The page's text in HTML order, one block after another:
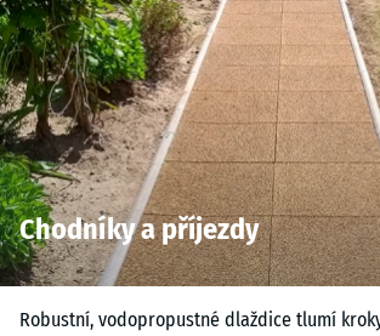
Chodníky a příjezdy
Robustní, vodopropustné dlaždice tlumí